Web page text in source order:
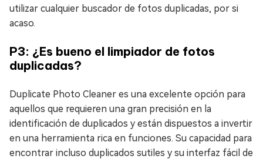
utilizar cualquier buscador de fotos duplicadas, por si
acaso.
P3: ¿Es bueno el limpiador de fotos
duplicadas?
Duplicate Photo Cleaner es una excelente opción para
aquellos que requieren una gran precisión en la
identificación de duplicados y están dispuestos a invertir
en una herramienta rica en funciones. Su capacidad para
encontrar incluso duplicados sutiles y su interfaz fácil de